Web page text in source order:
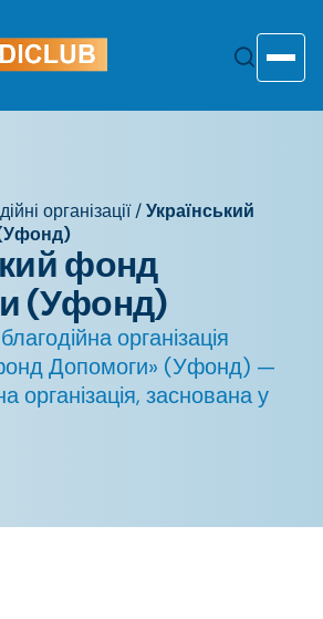
організації/Український
фонд
(Уфонд)
організація
Допомоги» (Уфонд) —
організація, заснована у